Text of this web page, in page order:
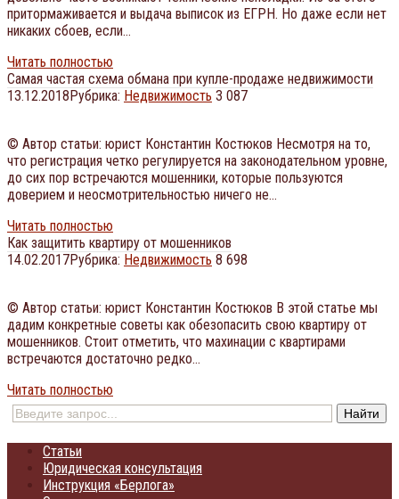
притормаживается и выдача выписок из ЕГРН. Но даже если нет
никаких сбоев, если…
Читать полностью
Самая частая схема обмана при купле-продаже недвижимости
13.12.2018Рубрика: Недвижимость 3 087
© Автор статьи: юрист Константин Костюков Несмотря на то,
что регистрация четко регулируется на законодательном уровне,
до сих пор встречаются мошенники, которые пользуются
доверием и неосмотрительностью ничего не…
Читать полностью
Как защитить квартиру от мошенников
14.02.2017Рубрика: Недвижимость 8 698
© Автор статьи: юрист Константин Костюков В этой статье мы
дадим конкретные советы как обезопасить свою квартиру от
мошенников. Стоит отметить, что махинации с квартирами
встречаются достаточно редко…
Читать полностью
Статьи
Юридическая консультация
Инструкция «Берлога»